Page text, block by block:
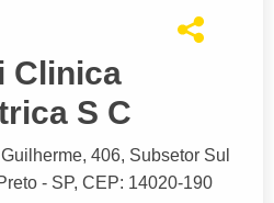
Clinica
S C
, 406, Subsetor Sul
- SP, CEP: 14020-190